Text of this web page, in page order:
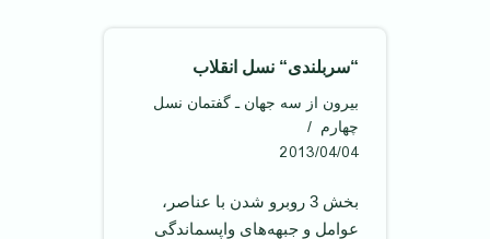
“سربلندی“ نسل انقلاب
بیرون از سه جهان ـ گفتمان نسل
چهارم
2013/04/04
بخش 3 روبرو شدن با عناصر،
عوامل و جبهه‌های واپسماندگی